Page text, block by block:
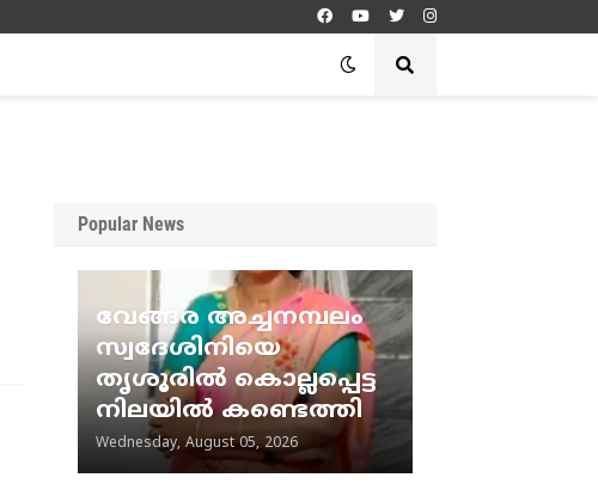
Popular News
വേങ്ങര അച്ചനമ്പലം
സ്വദേശിനിയെ
തൃശൂരിൽ കൊല്ലപ്പെട്ട
നിലയിൽ കണ്ടെത്തി
Wednesday, August 05, 2026